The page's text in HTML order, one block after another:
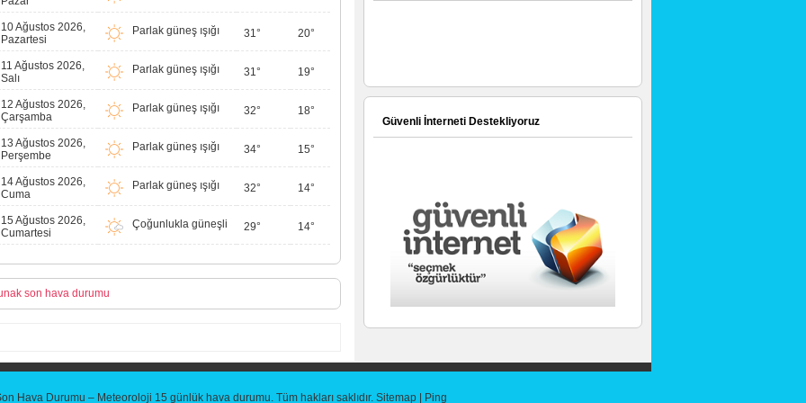
10 Ağustos 2026,
Pazartesi
Parlak güneş ışığı 31° 20°
11 Ağustos 2026,
Salı
Parlak güneş ışığı 31° 19°
12 Ağustos 2026,
Çarşamba
Parlak güneş ışığı 32° 18°
13 Ağustos 2026,
Perşembe
Parlak güneş ışığı 34° 15°
14 Ağustos 2026,
Cuma
Parlak güneş ışığı 32° 14°
15 Ağustos 2026,
Cumartesi
Çoğunlukla güneşli 29° 14°
son hava durumu
Güvenli İnterneti Destekliyoruz
Hava Durumu – Meteoroloji 15 günlük hava durumu. Tüm hakları saklıdır. Sitemap Ping